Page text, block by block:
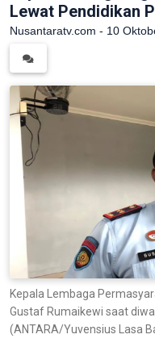
Lewat Pendidikan
Nusantaratv.com - 10
Kepala Lembaga
Gustaf Rumaikewi saat
(ANTARA/Yuvensius Lasa